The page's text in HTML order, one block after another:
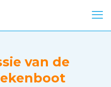
van de